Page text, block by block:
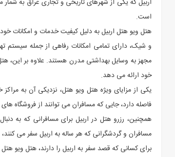
اربیل که یکی از شهرهای تاریخی و تجاری عراق به
است.
هتل ویو هتل اربیل به دلیل کیفیت خدمات و امکانات
و شیک، دارای تمامی امکانات رفاهی از جمله سیستم
مجهز به وسایل بهداشتی مدرن هستند. علاوه بر این،
خود ارائه می دهد.
یکی از مزایای ویژه هتل ویو هتل، نزدیکی آن به
فاصله دارد، جایی که مسافران می توانند از فروشگاه
همچنین، رزرو هتل در اربیل برای مسافرانی که به
مسافران و گردشگرانی که هر ساله به اربیل سفر می
برای کسانی که قصد سفر به اربیل را دارند، هتل ویو